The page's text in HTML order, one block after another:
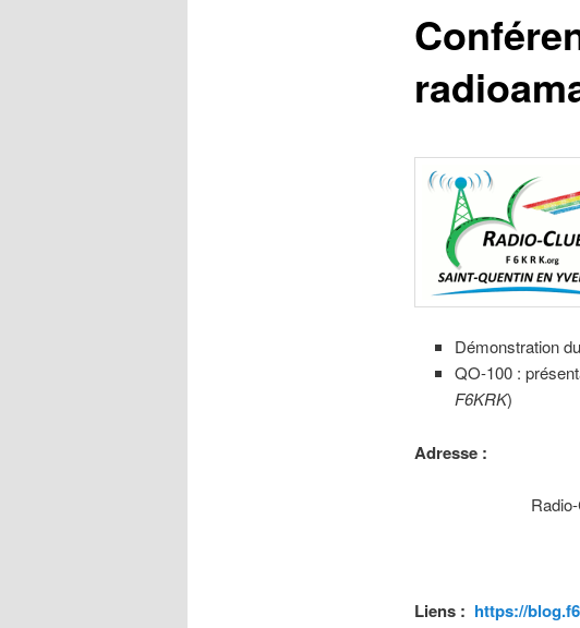
Démonstration
QO-100 :
F6KRK)
Adresse :
Liens : https://